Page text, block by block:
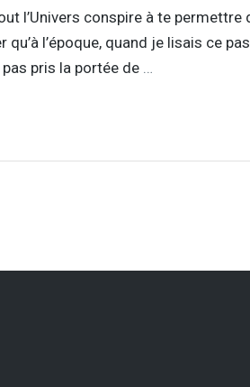
l’Univers conspire à te permettre
l’époque, quand je lisais ce
pas pris la portée de …